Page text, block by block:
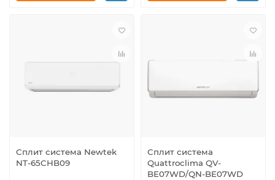
Сплит система Newtek
NT-65CHB09
Сплит система
Quattroclima QV-
BE07WD/QN-BE07WD